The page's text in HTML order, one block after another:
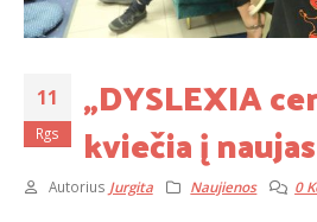
11
Rgs
„DYSLEXIA
kviečia į
Autorius Jurgita Naujienos 0